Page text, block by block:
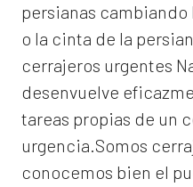
persianas
o la cinta de la
cerrajeros urgentes
desenvuelve
tareas propias de un
urgencia.Somos
conocemos bien el